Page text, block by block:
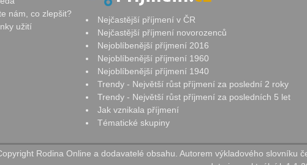
nám, co zlepšit?
užití
Nejčastější příjmení v ČR
Nejčastější příjmení novorozenců
Nejoblíbenější příjmení 2016
Nejoblíbenější příjmení 1960
Nejoblíbenější příjmení 1940
Trendy - Největší růst příjmení za poslední 2 roky
Trendy - Největší růst příjmení za posledních 5 let
Jak vznikala příjmení
Tématické skupiny
Rodina Online a dodavatelé obsahu. Autorem výkladového slovníku